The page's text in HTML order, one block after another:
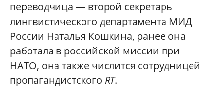
переводчица — второй секретарь
лингвистического департамента МИД
России Наталья Кошкина, ранее она
работала в российской миссии при
НАТО, она также числится сотрудницей
пропагандистского RT.